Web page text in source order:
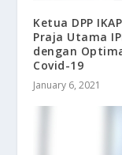
Ketua DPP
Praja Utama
dengan
Covid-19
January 6, 2021